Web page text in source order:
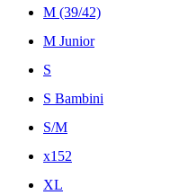
M (39/42)
M Junior
S
S Bambini
S/M
x152
XL